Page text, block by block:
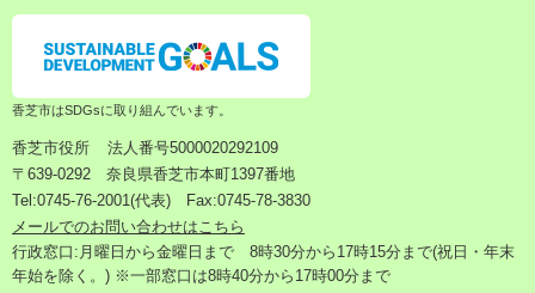
香芝市はSDGsに取り組んでいます。
香芝市役所
法人番号5000020292109
〒639-0292 奈良県香芝市本町1397番地
Tel:0745-76-2001(代表) Fax:0745-78-3830
メールでのお問い合わせはこちら
行政窓口:月曜日から金曜日まで 8時30分から17時15分まで(祝日・年末
年始を除く。) ※一部窓口は8時40分から17時00分まで